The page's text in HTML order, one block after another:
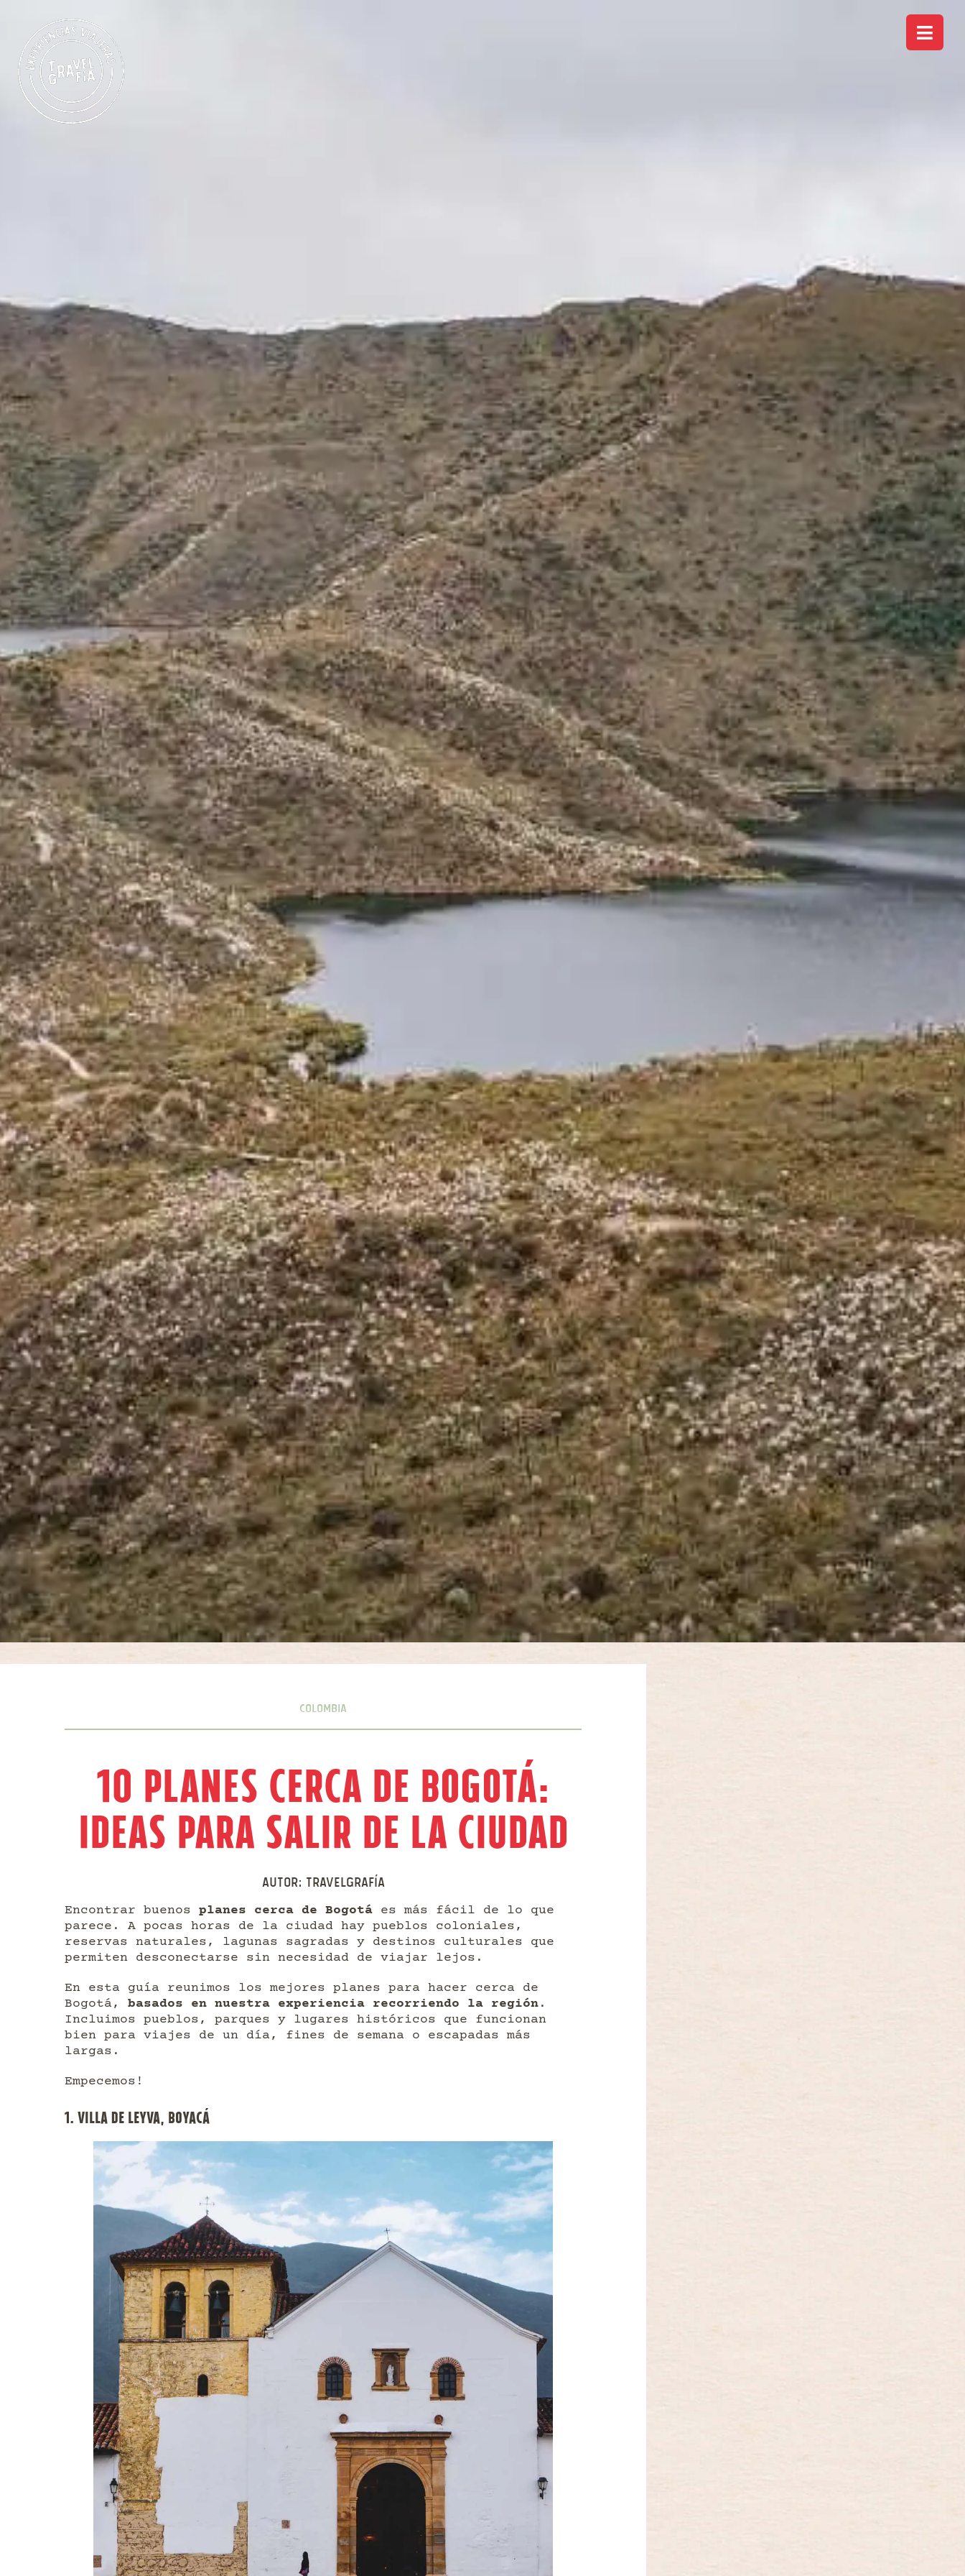
Colombia
10 Planes cerca de Bogotá:
ideas para salir de la ciudad
Autor: Travelgrafía
Encontrar buenos planes cerca de Bogotá es más fácil de lo que
parece. A pocas horas de la ciudad hay pueblos coloniales,
reservas naturales, lagunas sagradas y destinos culturales que
permiten desconectarse sin necesidad de viajar lejos.
En esta guía reunimos los mejores planes para hacer cerca de
Bogotá, basados en nuestra experiencia recorriendo la región .
Incluimos pueblos, parques y lugares históricos que funcionan
bien para viajes de un día, fines de semana o escapadas más
largas.
Empecemos!
1. VILLA DE LEYVA, BOYACÁ